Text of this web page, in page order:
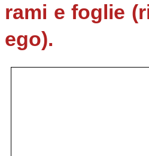
rami e foglie
ego).